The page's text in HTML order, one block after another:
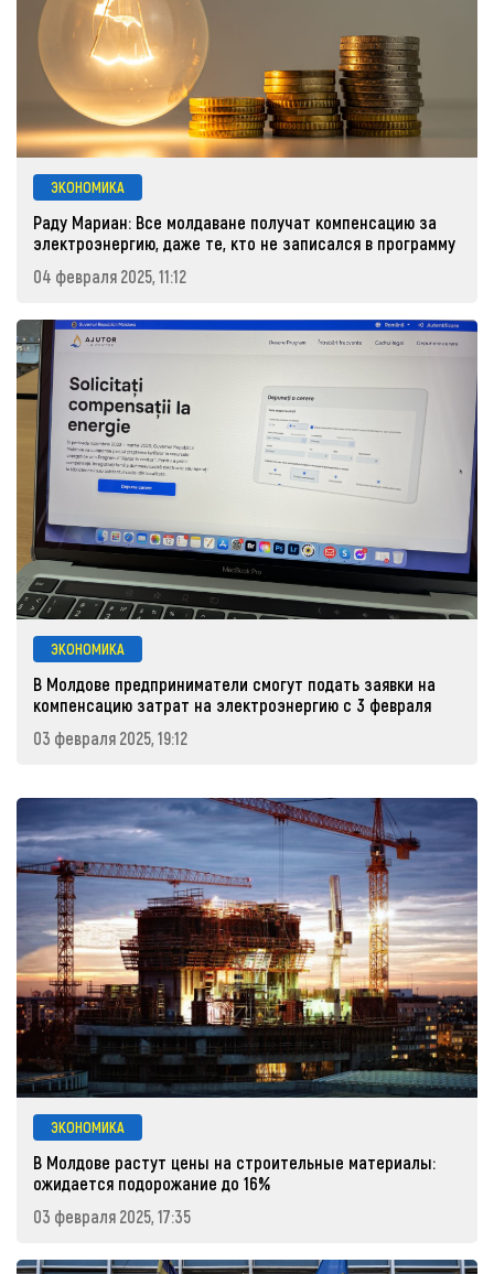
ЭКОНОМИКА
Раду Мариан: Все молдаване получат компенсацию за
электроэнергию, даже те, кто не записался в программу
04 февраля 2025, 11:12
ЭКОНОМИКА
В Молдове предприниматели смогут подать заявки на
компенсацию затрат на электроэнергию с 3 февраля
03 февраля 2025, 19:12
ЭКОНОМИКА
В Молдове растут цены на строительные материалы:
ожидается подорожание до 16%
03 февраля 2025, 17:35